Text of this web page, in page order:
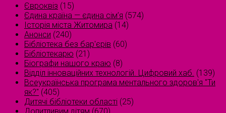
Євроквіз (15)
Єдина країна — єдина сім’я (574)
Історія міста Житомира (14)
Анонси (240)
Бібліотека без бар'єрів (60)
Бібліотекарю (21)
Біографи нашого краю (8)
Відділ інноваційних технологій. Цифровий хаб. (139)
Всеукраїнська програма ментального здоров'я "Ти
як?" (405)
Дитячі бібліотеки області (25)
Допитливим дітям (670)